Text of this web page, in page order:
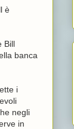
è
Bill
banca
i
negli
in